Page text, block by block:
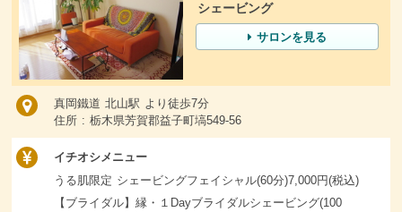
シェービング
サロンを見る
真岡鐵道 北山駅 より徒歩7分
住所 : 栃木県芳賀郡益子町塙549-56
イチオシメニュー
うる肌限定 シェービングフェイシャル(60分)7,000円(税込)
【ブライダル】縁・１Dayブライダルシェービング(100